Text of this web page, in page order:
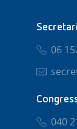
06
040